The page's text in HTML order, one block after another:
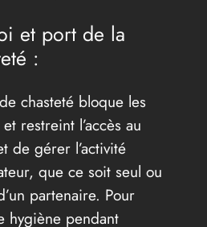
et port de la
:
chasteté bloque les
restreint l’accès au
de gérer l’activité
que ce soit seul ou
partenaire. Pour
hygiène pendant